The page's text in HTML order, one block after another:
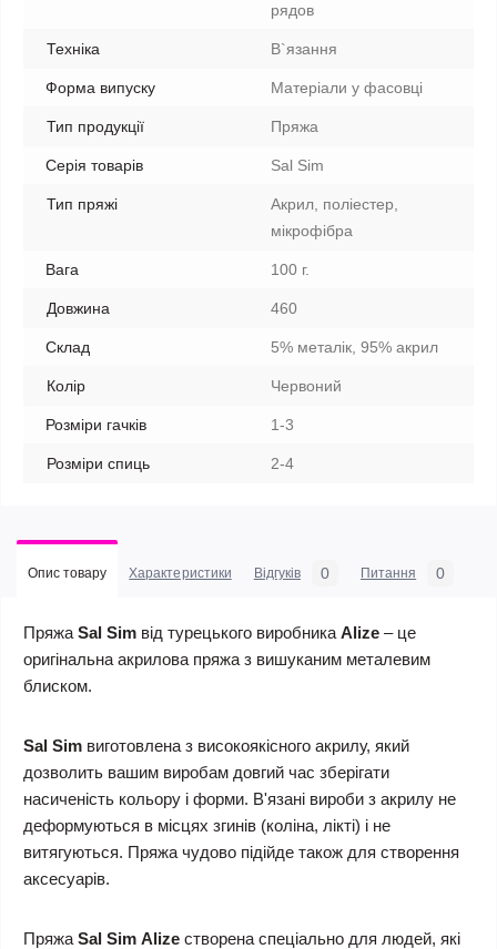
рядов
Техніка В`язання
Форма випуску Матеріали у фасовці
Тип продукції Пряжа
Серія товарів Sal Sim
Тип пряжі
Акрил, поліестер,
мікрофібра
Вага 100 г.
Довжина 460
Склад 5% металік, 95% акрил
Колір Червоний
Розміри гачків 1-3
Розміри спиць 2-4
Опис товару Характеристики Відгуків 0 Питання 0
Пряжа Sal Sim від турецького виробника Alize – це
оригінальна акрилова пряжа з вишуканим металевим
блиском.
Sal Sim виготовлена з високоякісного акрилу, який
дозволить вашим виробам довгий час зберігати
насиченість кольору і форми. В'язані вироби з акрилу не
деформуються в місцях згинів (коліна, лікті) і не
витягуються. Пряжа чудово підійде також для створення
аксесуарів.
Пряжа Sal Sim Alize створена спеціально для людей, які